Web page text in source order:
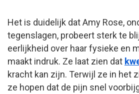
Het is duidelijk dat Amy Rose,
tegenslagen, probeert sterk te
eerlijkheid over haar fysieke en
maakt indruk. Ze laat zien dat
kracht kan zijn. Terwijl ze in het
ze hopen dat de pijn snel